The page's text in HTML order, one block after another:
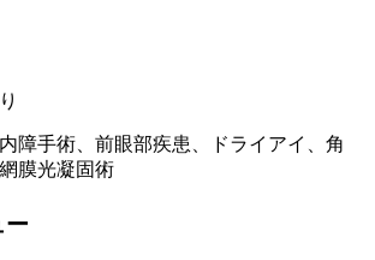
障手術、前眼部疾患、ドライアイ、角
膜光凝固術
ー